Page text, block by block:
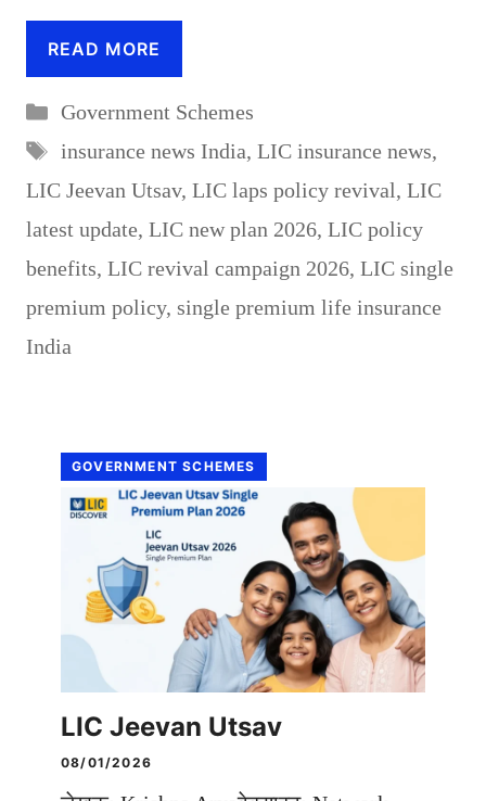
READ MORE
Categories
Government Schemes
Tags
insurance news India, LIC insurance news,
LIC Jeevan Utsav, LIC laps policy revival, LIC
latest update, LIC new plan 2026, LIC policy
benefits, LIC revival campaign 2026, LIC single
premium policy, single premium life insurance
India
GOVERNMENT SCHEMES
LIC Jeevan Utsav
08/01/2026